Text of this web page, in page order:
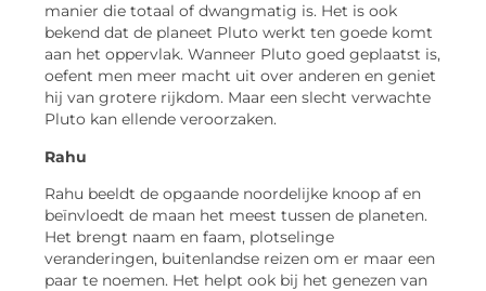
manier die totaal of dwangmatig is. Het is ook
bekend dat de planeet Pluto werkt ten goede komt
aan het oppervlak. Wanneer Pluto goed geplaatst is,
oefent men meer macht uit over anderen en geniet
hij van grotere rijkdom. Maar een slecht verwachte
Pluto kan ellende veroorzaken.
Rahu
Rahu beeldt de opgaande noordelijke knoop af en
beïnvloedt de maan het meest tussen de planeten.
Het brengt naam en faam, plotselinge
veranderingen, buitenlandse reizen om er maar een
paar te noemen. Het helpt ook bij het genezen van